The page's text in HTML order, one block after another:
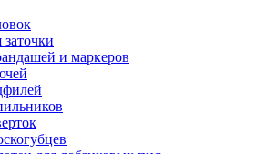
и маркеров